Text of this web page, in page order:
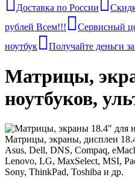
Доставка по России
рублей Всем!!!
Сервисный
ноутбук
Получайте деньги
Матрицы,
ноутбуков,
Матрицы, экраны, дисплеи
Asus, Dell, DNS, Compaq,
Lenovo, LG, MaxSelect, MSI,
Sony, ThinkPad, Toshiba и др.